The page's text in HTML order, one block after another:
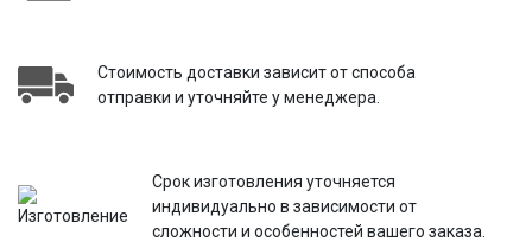
Стоимость доставки зависит от способа
отправки и уточняйте у менеджера.
Срок изготовления уточняется
индивидуально в зависимости от
сложности и особенностей вашего заказа.